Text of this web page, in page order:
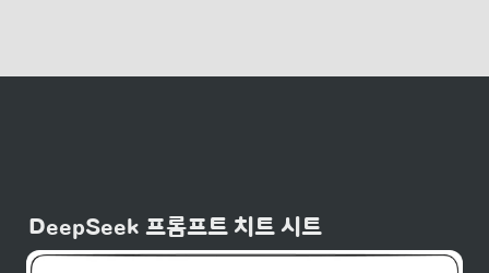
DeepSeek 프롬프트 치트 시트